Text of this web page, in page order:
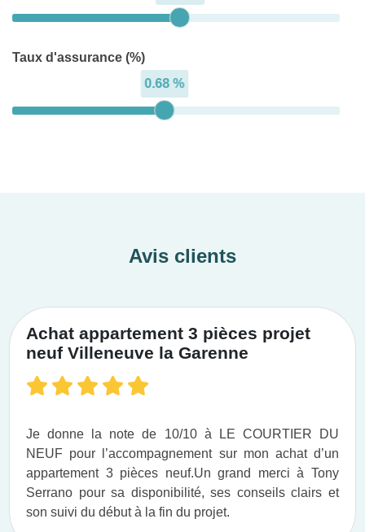
Taux d'assurance (%)
0.68 %
Avis clients
Achat appartement 3 pièces projet
neuf Villeneuve la Garenne
Je donne la note de 10/10 à LE COURTIER DU
NEUF pour l’accompagnement sur mon achat d’un
appartement 3 pièces neuf.​ Un grand merci à Tony
Serrano pour sa disponibilité, ses conseils clairs et
son suivi du début à la fin du projet.​